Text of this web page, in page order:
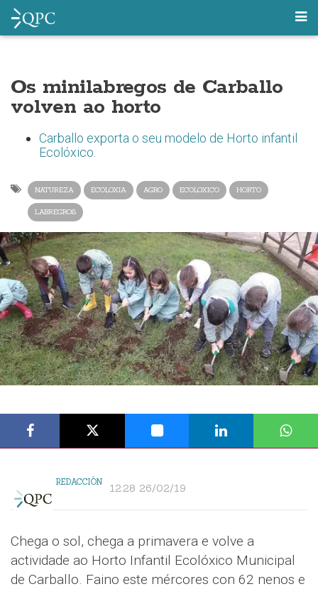
Os minilabregos de Carballo
volven ao horto
Carballo exporta o seu modelo de Horto infantil
Ecolóxico
NATUREZA ECOLOXIA AGRO ECOLOXICO HORTO
LABREGROS
REDACCIÓN 12:28 26/02/19
Chega o sol, chega a primavera e volve a
actividade ao Horto Infantil Ecolóxico Municipal
de Carballo. Faino este mércores con 62 nenos e